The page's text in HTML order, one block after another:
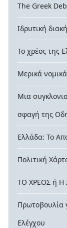
The Greek
Ιδρυτική
Το χρέος της
Μερικά
Μια
σφαγή της
Ελλάδα: Το
Πολιτική
ΤΟ ΧΡΕΟΣ ή Η
Πρωτοβουλία
Ελέγχου